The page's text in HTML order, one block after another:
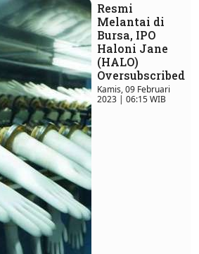
Resmi
Melantai di
Bursa, IPO
Haloni Jane
(HALO)
Oversubscribed
Kamis, 09 Februari
2023 | 06:15 WIB